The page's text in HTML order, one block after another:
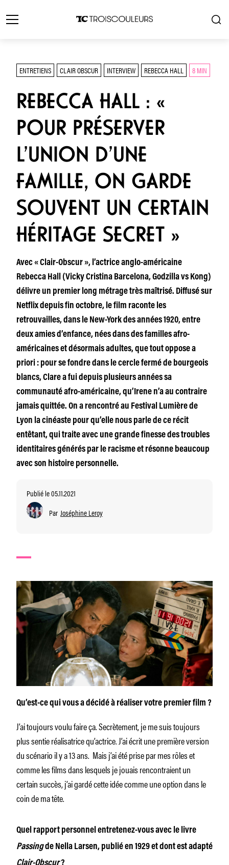
ENTRETIENS CLAIR OBSCUR INTERVIEW REBECCA HALL 8 MIN
REBECCA HALL : «
POUR PRÉSERVER
L’UNION D’UNE
FAMILLE, ON GARDE
SOUVENT UN CERTAIN
HÉRITAGE SECRET »
Avec « Clair-Obscur », l’actrice anglo-américaine
Rebecca Hall (Vicky Cristina Barcelona, Godzilla vs Kong)
délivre un premier long métrage très maîtrisé. Diffusé sur
Netflix depuis fin octobre, le film raconte les
retrouvailles, dans le New-York des années 1920, entre
deux amies d’enfance, nées dans des familles afro-
américaines et désormais adultes, que tout oppose a
priori : pour se fondre dans le cercle fermé de bourgeois
blancs, Clare a fui depuis plusieurs années sa
communauté afro-américaine, qu’Irene n’a au contraire
jamais quittée. On a rencontré au Festival Lumière de
Lyon la cinéaste pour qu’elle nous parle de ce récit
entêtant, qui traite avec une grande finesse des troubles
identitaires générés par le racisme et résonne beaucoup
avec son histoire personnelle.
Publié le 05.11.2021
Par Joséphine Leroy
Qu’est-ce qui vous a décidé à réaliser votre premier film ?
J’ai toujours voulu faire ça. Secrètement, je me suis toujours
plus sentie réalisatrice qu’actrice. J’ai écrit une première version
du scénario il y a 13 ans. Mais j’ai été prise par mes rôles et
comme les films dans lesquels je jouais rencontraient un
certain succès, j’ai gardé cette idée comme une option dans le
coin de ma tête.
Quel rapport personnel entretenez-vous avec le livre
Passingde Nella Larsen, publié en 1929 et dont est adapté